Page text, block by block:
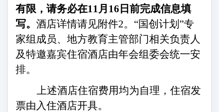
有限， 请务必在11月16 日前完成信息填
写。 酒店详情请见附件2。 “国创计划”专
家组成员、地方教育主管部门相关负责人
及特邀嘉宾住宿酒店由年会组委会统一安
排。
上述酒店住宿费用均为自理，住宿发
票由入住酒店开具。